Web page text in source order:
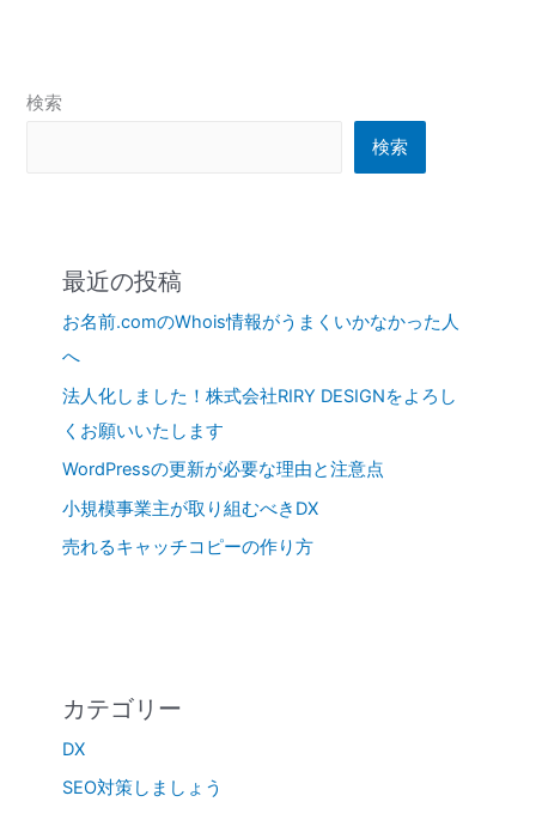
検索
検索
最近の投稿
お名前.comのWhois情報がうまくいかなかった人
へ
法人化しました！株式会社RIRY DESIGNをよろし
くお願いいたします
WordPressの更新が必要な理由と注意点
小規模事業主が取り組むべきDX
売れるキャッチコピーの作り方
カテゴリー
DX
SEO対策しましょう